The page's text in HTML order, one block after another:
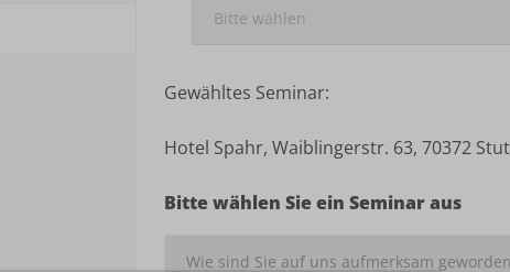
Gewähltes Seminar:
Hotel Spahr, Waiblingerstr. 63, 70372
Bitte wählen Sie ein Seminar aus